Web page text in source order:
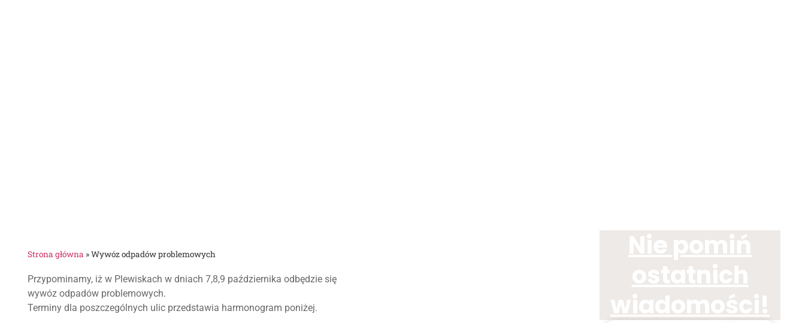
Strona główna »Wywóz odpadów problemowych
Przypominamy, iż w Plewiskach w dniach 7,8,9 października odbędzie się
wywóz odpadów problemowych.
Terminy dla poszczególnych ulic przedstawia harmonogram poniżej.
Nie pomiń
ostatnich
wiadomości!